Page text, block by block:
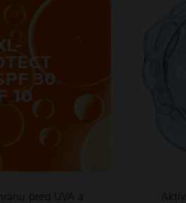
30
10
pred UVA a
Aktívna